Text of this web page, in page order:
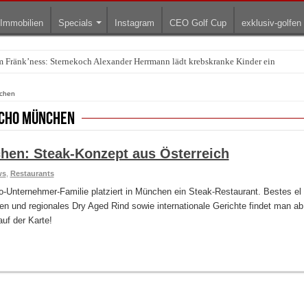
Immobilien Specials Instagram CEO Golf Cup exklusiv-golfen
Fränk’ness: Sternekoch Alexander Herrmann lädt krebskranke Kinder ein
gerade zum Treffpunkt der Lingerie-Branche wurde
münchen
Steak-Konzept aus Österreich
, Restaurants
Unternehmer-Familie platziert in München ein Steak-Restaurant. Bestes el
und regionales Dry Aged Rind sowie internationale Gerichte findet man ab
der Karte!